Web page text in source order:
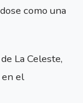
como una
La Celeste,
el